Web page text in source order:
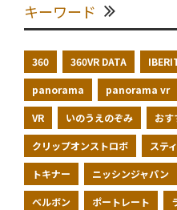
キーワード
360 360VR DATA
panorama panorama vr
VR いのうえのぞみ おす
クリップオンストロボ ステ
トキナー ニッシンジャパン
ベルボン ポートレート